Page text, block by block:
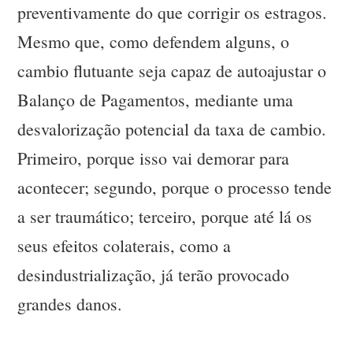
preventivamente do que corrigir os estragos.
Mesmo que, como defendem alguns, o
cambio flutuante seja capaz de autoajustar o
Balanço de Pagamentos, mediante uma
desvalorização potencial da taxa de cambio.
Primeiro, porque isso vai demorar para
acontecer; segundo, porque o processo tende
a ser traumático; terceiro, porque até lá os
seus efeitos colaterais, como a
desindustrialização, já terão provocado
grandes danos.